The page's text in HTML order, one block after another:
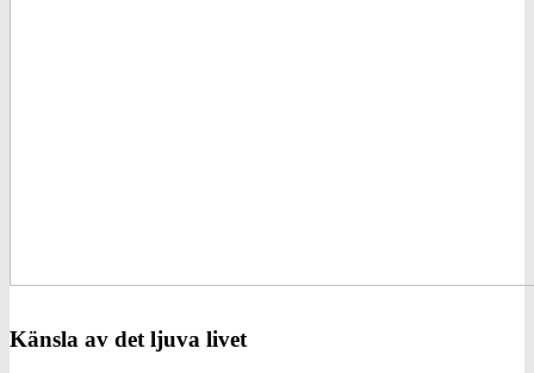
Känsla av det ljuva livet